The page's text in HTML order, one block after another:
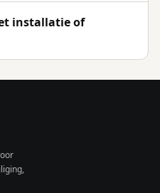
installatie of